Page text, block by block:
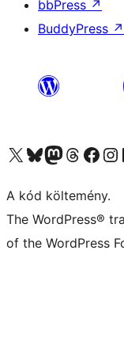
bbPress ↗
BuddyPress ↗
Visit our X (formerly Twitter) account
Visit our Bluesky account
TwitterVisit our Threads
Facebook
Visit
A kód költemény.
The WordPress®
of the WordPress